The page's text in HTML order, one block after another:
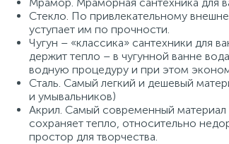
Стекло. По привлекательному
уступает им по прочности.
Чугун – «классика» сантехники для
держит тепло – в чугунной ванне
водную процедуру и при этом
Сталь. Самый легкий и дешевый
и умывальников)
Акрил. Самый современный материал
сохраняет тепло, относительно
простор для творчества.